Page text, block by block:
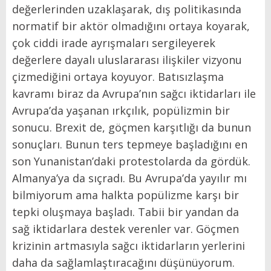
değerlerinden uzaklaşarak, dış politikasında
normatif bir aktör olmadığını ortaya koyarak,
çok ciddi irade ayrışmaları sergileyerek
değerlere dayalı uluslararası ilişkiler vizyonu
çizmediğini ortaya koyuyor. Batısızlaşma
kavramı biraz da Avrupa’nın sağcı iktidarları ile
Avrupa’da yaşanan ırkçılık, popülizmin bir
sonucu. Brexit de, göçmen karşıtlığı da bunun
sonuçları. Bunun ters tepmeye başladığını en
son Yunanistan’daki protestolarda da gördük.
Almanya’ya da sıçradı. Bu Avrupa’da yayılır mı
bilmiyorum ama halkta popülizme karşı bir
tepki oluşmaya başladı. Tabii bir yandan da
sağ iktidarlara destek verenler var. Göçmen
krizinin artmasıyla sağcı iktidarların yerlerini
daha da sağlamlaştıracağını düşünüyorum.